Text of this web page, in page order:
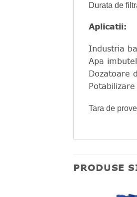
Durata de
Aplicatii:
Industria
Apa
Dozatoare
Tara de
PRODUSE